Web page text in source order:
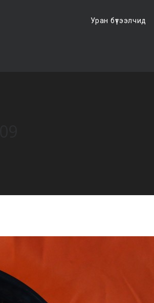
Уран бүтээлчид